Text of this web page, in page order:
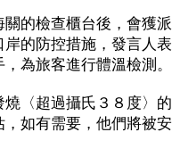
檢查櫃台後，會獲派
的防控措施，發言人
為旅客進行體溫檢測。
超過攝氏３８度〉的
如有需要，他們將被